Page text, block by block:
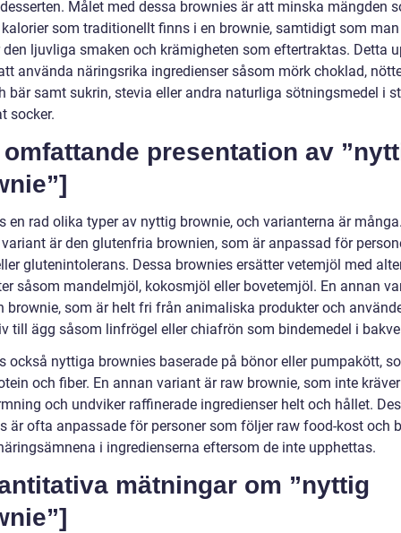
Målet med dessa brownies är att minska mängden
som traditionellt finns i en brownie, samtidigt som man
den ljuvliga smaken och krämigheten som eftertraktas. Detta
använda näringsrika ingredienser såsom mörk choklad,
bär samt sukrin, stevia eller andra naturliga sötningsmedel i
socker.
presentation av
en rad olika typer av nyttig brownie, och varianterna är
är den glutenfria brownien, som är anpassad för
glutenintolerans. Dessa brownies ersätter vetemjöl med
såsom mandelmjöl, kokosmjöl eller bovetemjöl. En annan
brownie, som är helt fri från animaliska produkter och
till ägg såsom linfrögel eller chiafrön som bindemedel i
också nyttiga brownies baserade på bönor eller pumpakött,
och fiber. En annan variant är raw brownie, som inte
och undviker raffinerade ingredienser helt och hållet.
är ofta anpassade för personer som följer raw food-kost och
i ingredienserna eftersom de inte upphettas.
mätningar om ”nyttig